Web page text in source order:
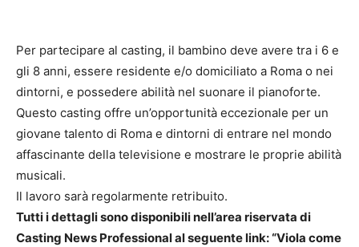
Per partecipare al casting, il bambino deve avere tra i 6 e
gli 8 anni, essere residente e/o domiciliato a Roma o nei
dintorni, e possedere abilità nel suonare il pianoforte.
Questo casting offre un’opportunità eccezionale per un
giovane talento di Roma e dintorni di entrare nel mondo
affascinante della televisione e mostrare le proprie abilità
musicali.
Il lavoro sarà regolarmente retribuito.
Tutti i dettagli sono disponibili nell’area riservata di
Casting News Professional al seguente link: “Viola come